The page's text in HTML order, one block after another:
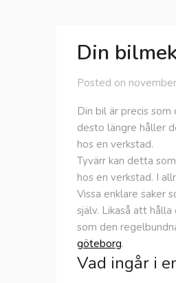
Din
Posted on
Din bil är precis
desto längre håller
hos en verkstad.
Tyvärr kan detta
hos en verkstad. I
Vissa enklare saker
själv. Likaså att
som den
göteborg.
Vad ingår i